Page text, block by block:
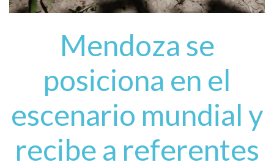
Mendoza se
posiciona en el
escenario mundial y
recibe a referentes